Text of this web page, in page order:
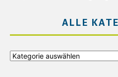
ALLE
Alle